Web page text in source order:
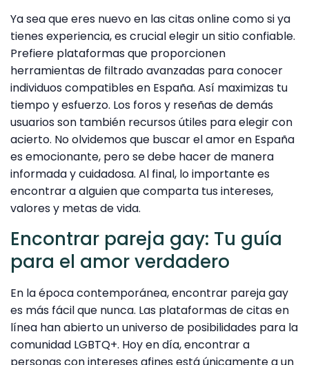
Ya sea que eres nuevo en las citas online como si ya
tienes experiencia, es crucial elegir un sitio confiable.
Prefiere plataformas que proporcionen
herramientas de filtrado avanzadas para conocer
individuos compatibles en España. Así maximizas tu
tiempo y esfuerzo. Los foros y reseñas de demás
usuarios son también recursos útiles para elegir con
acierto. No olvidemos que buscar el amor en España
es emocionante, pero se debe hacer de manera
informada y cuidadosa. Al final, lo importante es
encontrar a alguien que comparta tus intereses,
valores y metas de vida.
Encontrar pareja gay: Tu guía
para el amor verdadero
En la época contemporánea, encontrar pareja gay
es más fácil que nunca. Las plataformas de citas en
línea han abierto un universo de posibilidades para la
comunidad LGBTQ+. Hoy en día, encontrar a